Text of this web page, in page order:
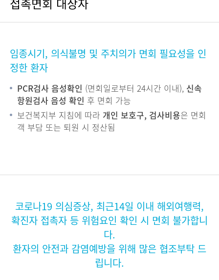
임종시기, 의식불명 및 주치의가 면회 필요성을 인
정한 환자
PCR검사 음성확인 (면회일로부터 24시간 이내), 신속
항원검사 음성 확인 후 면회 가능
보건복지부 지침에 따라 개인 보호구, 검사비용은 면회
객 부담 또는 퇴원 시 정산됨
코로나19 의심증상, 최근14일 이내 해외여행력,
확진자 접촉자 등 위험요인 확인 시 면회 불가합니
다.
환자의 안전과 감염예방을 위해 많은 협조부탁 드
립니다.